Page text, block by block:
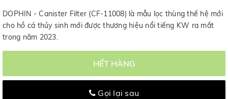
DOPHIN - Canister Filter (CF-11008) là mẫu lọc thùng thế hệ mới
cho hồ cá thủy sinh mới được thương hiệu nổi tiếng KW ra mắt
trong năm 2023.
HẾT HÀNG
Gọi lại sau